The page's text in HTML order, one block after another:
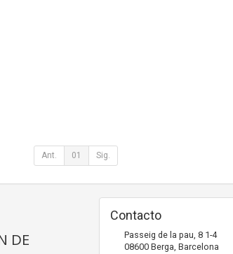
Ant. 01 Sig.
DE
Contacto
Passeig de la pau, 8 1-4
08600 Berga, Barcelona